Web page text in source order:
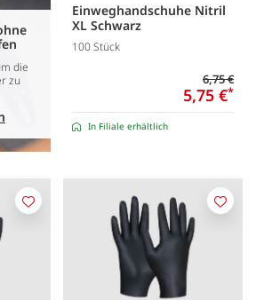
die
zu
Einweghandschuhe Nitril
XL Schwarz
100 Stück
6,75 €
5,75 €*
In Filiale erhältlich
Merken